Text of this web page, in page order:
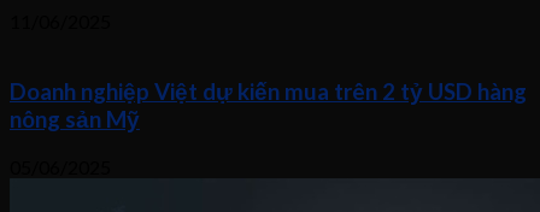
Doanh nghiệp Việt dự kiến mua trên 2 tỷ USD hàng
nông sản Mỹ